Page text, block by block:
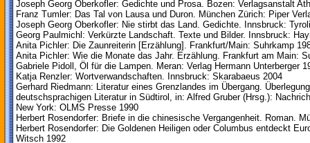
Joseph Georg Oberkofler: Gedichte und Prosa. Bozen: Verlagsanstalt
Franz Tumler: Das Tal von Lausa und Duron. München Zürich: Piper
Joseph Georg Oberkofler: Nie stirbt das Land. Gedichte. Innsbruck:
Georg Paulmichl: Verkürzte Landschaft. Texte und Bilder. Innsbruck:
Anita Pichler: Die Zaunreiterin [Erzählung]. Frankfurt/Main: Suhrkamp
Anita Pichler: Wie die Monate das Jahr. Erzählung. Frankfurt am Main:
Gabriele Pidoll, Öl für die Lampen. Meran: Verlag Hermann Unterberger
Katja Renzler: Wortverwandschaften. Innsbruck: Skarabaeus 2004
Gerhard Riedmann: Literatur eines Grenzlandes im Übergang.
deutschsprachigen Literatur in Südtirol, in: Alfred Gruber (Hrsg.):
New York: OLMS Presse 1990
Herbert Rosendorfer: Briefe in die chinesische Vergangenheit. Roman.
Herbert Rosendorfer: Die Goldenen Heiligen oder Columbus entdeckt
Witsch 1992